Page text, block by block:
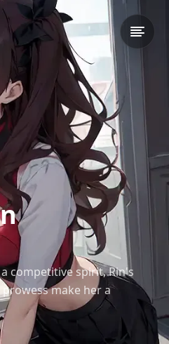
competitive spirit, Rin's
make her a
Grail War. Her
with her true